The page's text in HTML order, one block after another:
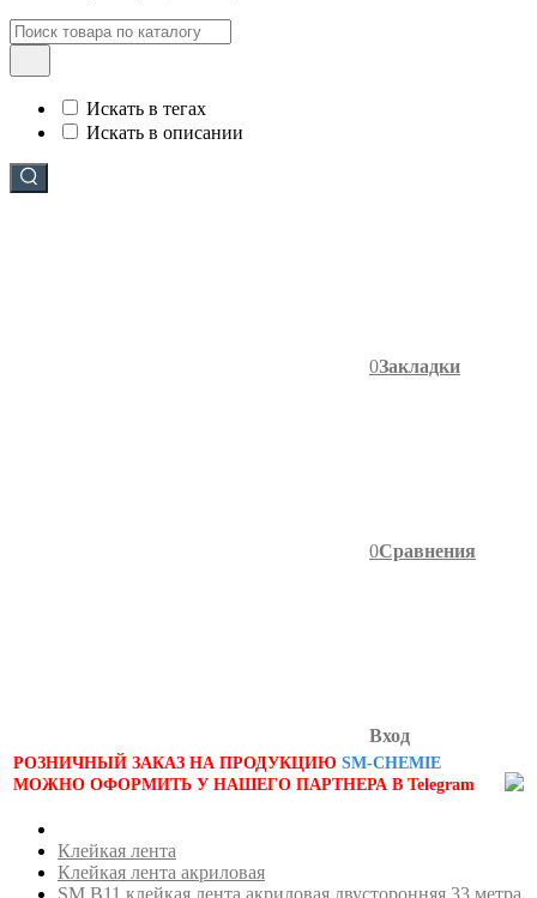
Искать в тегах
Искать в описании
0Закладки
0Сравнения
Вход
РОЗНИЧНЫЙ ЗАКАЗ НА ПРОДУКЦИЮ SM-CHEMIE
МОЖНО ОФОРМИТЬ У НАШЕГО ПАРТНЕРА В Telegram
Клейкая лента
Клейкая лента акриловая
SM B11 клейкая лента акриловая двусторонняя 33 метра